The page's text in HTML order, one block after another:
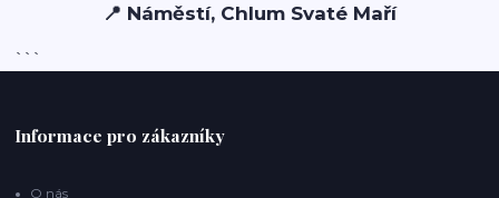
📍 Náměstí, Chlum Svaté Maří
```
Informace pro zákazníky
O nás